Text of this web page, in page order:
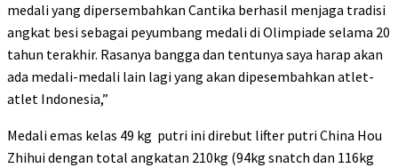
medali yang dipersembahkan Cantika berhasil menjaga tradisi
angkat besi sebagai peyumbang medali di Olimpiade selama 20
tahun terakhir. Rasanya bangga dan tentunya saya harap akan
ada medali-medali lain lagi yang akan dipesembahkan atlet-
atlet Indonesia,”
Medali emas kelas 49 kg putri ini direbut lifter putri China Hou
Zhihui dengan total angkatan 210kg (94kg snatch dan 116kg